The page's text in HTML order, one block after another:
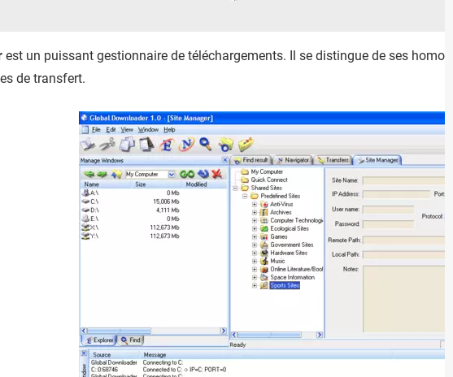
est un puissant gestionnaire de téléchargements. Il se distingue de ses
de transfert.